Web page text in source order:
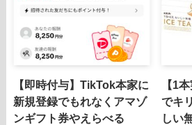
【即時付与】TikTok本家に
新規登録でもれなくアマゾ
ンギフト券やえらべる
【1
でキ
しい